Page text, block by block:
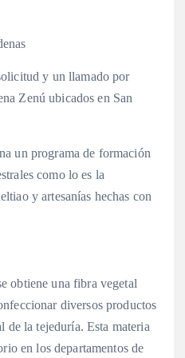
y un llamado por
Zenú ubicados en San
un programa de formación
como lo es la
y artesanías hechas con
obtiene una fibra vegetal
diversos productos
de la tejeduría. Esta materia
en los departamentos de